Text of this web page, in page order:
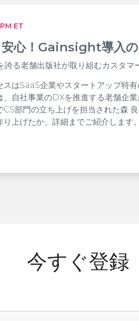
ET
心！Gainsight導入
誇る老舗出版社が取り組むカスタマ
スはSaaS企業やスタートアップ特
、自社事業のDXを推進する老舗企
CS部門の立ち上げを担当された森
上げたか、詳細までご紹介します。
ち上げに取り組んでいる方
今すぐ登録